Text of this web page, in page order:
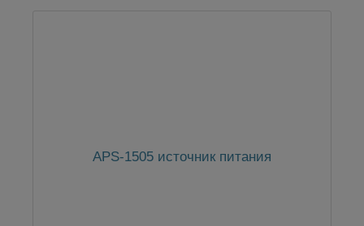
APS-1505 источник питания